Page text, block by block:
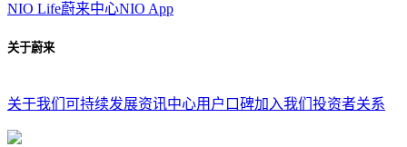
NIO Life蔚来中心NIO App
关于蔚来
关于我们 可持续发展资讯中心用户口碑加入我们 投资者关系